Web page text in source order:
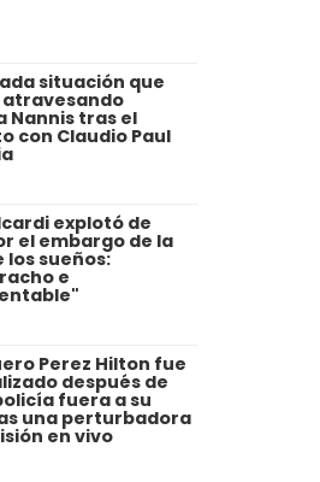
situación que
Nannis tras el
con Claudio Paul
explotó de
el embargo de la
los sueños:
e
Perez Hilton fue
después de
fuera a su
una perturbadora
en vivo